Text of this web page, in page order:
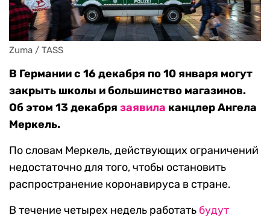
Zuma / TASS
В Германии с 16 декабря по 10 января могут
закрыть школы и большинство магазинов.
Об этом 13 декабря заявила канцлер Ангела
Меркель.
По словам Меркель, действующих ограничений
недостаточно для того, чтобы остановить
распространение коронавируса в стране.
В течение четырех недель работать будут